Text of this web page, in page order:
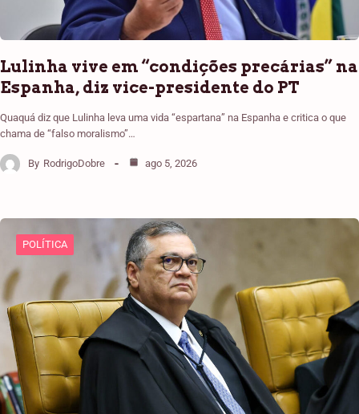
Lulinha vive em “condições precárias” na
Espanha, diz vice-presidente do PT
Quaquá diz que Lulinha leva uma vida “espartana” na Espanha e critica o que
chama de “falso moralismo”…
By RodrigoDobre ago 5, 2026
POLÍTICA